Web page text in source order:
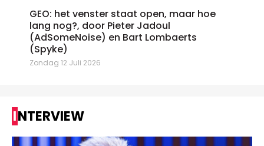
GEO: het venster staat open, maar hoe
lang nog?, door Pieter Jadoul
(AdSomeNoise) en Bart Lombaerts
(Spyke)
Zondag 12 Juli 2026
INTERVIEW